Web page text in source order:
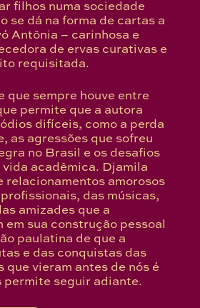
filhos numa sociedade
se dá na forma de cartas a
Antônia – carinhosa e
de ervas curativas e
requisitada.
que sempre houve entre
permite que a autora
difíceis, como a perda
as agressões que sofreu
no Brasil e os desafios
acadêmica. Djamila
relacionamentos amorosos
das músicas,
amizades que a
em sua construção pessoal
paulatina de que a
e das conquistas das
que vieram antes de nós é
permite seguir adiante.